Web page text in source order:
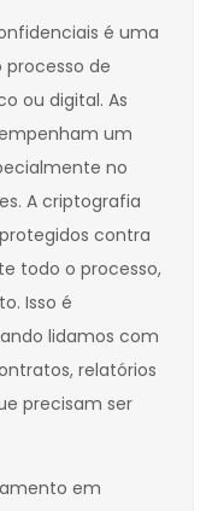
é uma
de
ou digital. As
um
no
A criptografia
contra
todo o processo,
Isso é
lidamos com
relatórios
precisam ser
em